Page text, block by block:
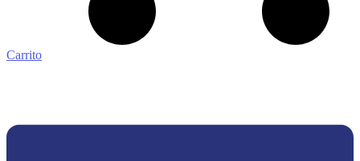
Carrito